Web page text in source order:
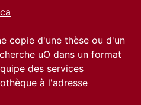
copie d'une thèse ou d'un
uO dans un format
des services
à l'adresse